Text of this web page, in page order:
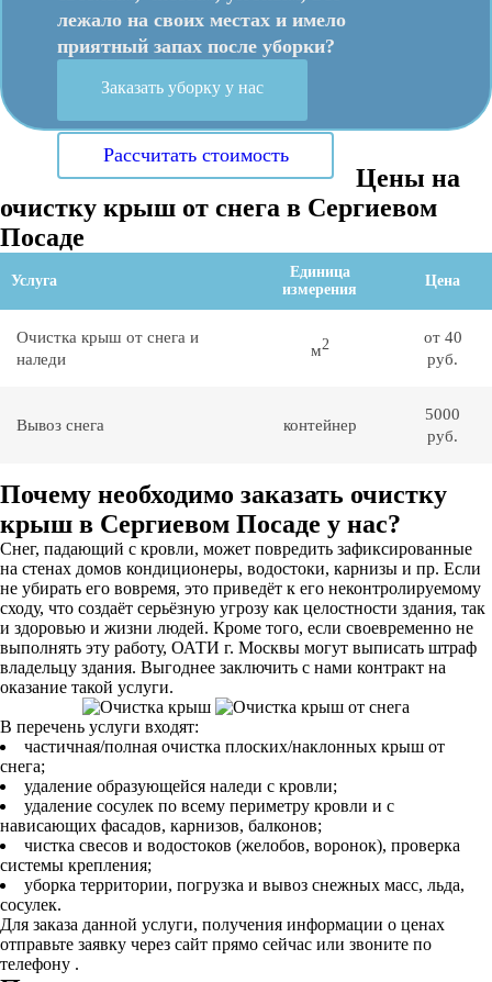
лежало на своих местах и имело
приятный запах после уборки?
Заказать уборку у нас
Рассчитать стоимость
Цены на
очистку крыш от снега в Сергиевом
Посаде
Услуга
Единица
измерения
Цена
Очистка крыш от снега и
наледи
м2
от 40
руб.
Вывоз снега контейнер
5000
руб.
Почему необходимо заказать очистку
крыш в Сергиевом Посаде у нас?
Снег, падающий с кровли, может повредить зафиксированные
на стенах домов кондиционеры, водостоки, карнизы и пр. Если
не убирать его вовремя, это приведёт к его неконтролируемому
сходу, что создаёт серьёзную угрозу как целостности здания, так
и здоровью и жизни людей. Кроме того, если своевременно не
выполнять эту работу, ОАТИ г. Москвы могут выписать штраф
владельцу здания. Выгоднее заключить с нами контракт на
оказание такой услуги.
В перечень услуги входят:
частичная/полная очистка плоских/наклонных крыш от
снега;
удаление образующейся наледи с кровли;
удаление сосулек по всему периметру кровли и с
нависающих фасадов, карнизов, балконов;
чистка свесов и водостоков (желобов, воронок), проверка
системы крепления;
уборка территории, погрузка и вывоз снежных масс, льда,
сосулек.
Для заказа данной услуги, получения информации о ценах
отправьте заявку через сайт прямо сейчас или звоните по
телефону .